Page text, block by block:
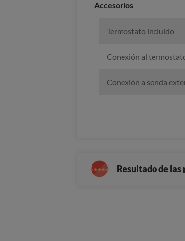
Accesorios
Termostato incluido
Conexión al
Conexión a sonda
Resultado de las